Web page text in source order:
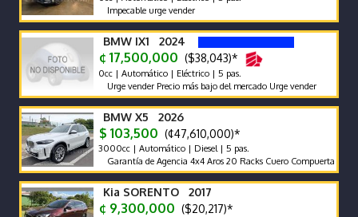
Impecable urge vender
BMW IX1 2024
¢ 17,500,000 ($38,043)*
0cc | Automático | Eléctrico | 5 pas.
Urge vender Precio más bajo del mercado Urge vender
BMW X5 2026
$ 103,500 (¢47,610,000)*
3000cc | Automático | Diesel | 5 pas.
Garantía de Agencia 4x4 Aros 20 Racks Cuero Compuerta Eléctrica
Kia SORENTO 2017
¢ 9,300,000 ($20,217)*